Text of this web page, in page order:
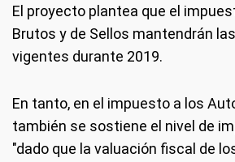
El proyecto plantea que el
Brutos y de Sellos mantendrán
vigentes durante 2019.
En tanto, en el impuesto a los
también se sostiene el nivel de
"dado que la valuación fiscal de